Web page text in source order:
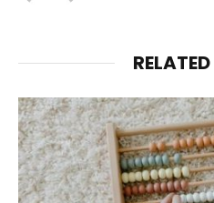
RELATED